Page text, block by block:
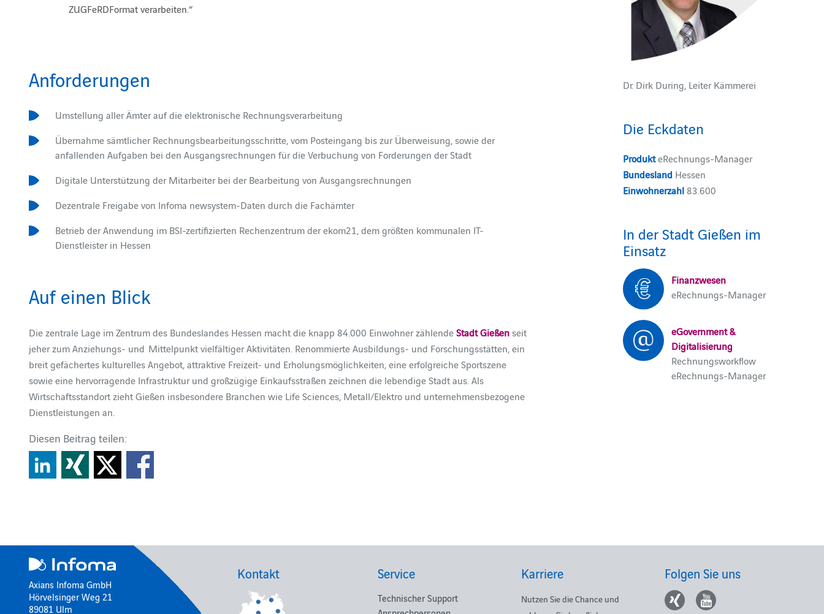
ZUGFeRDFormat verarbeiten.“
Anforderungen
Umstellung aller Ämter auf die elektronische Rechnungsverarbeitung
Übernahme sämtlicher Rechnungsbearbeitungsschritte, vom Posteingang bis zur Überweisung, sowie der
anfallenden Aufgaben bei den Ausgangsrechnungen für die Verbuchung von Forderungen der Stadt
Digitale Unterstützung der Mitarbeiter bei der Bearbeitung von Ausgangsrechnungen
Dezentrale Freigabe von Infoma newsystem-Daten durch die Fachämter
Betrieb der Anwendung im BSI-zertifizierten Rechenzentrum der ekom21, dem größten kommunalen IT-
Dienstleister in Hessen
Auf einen Blick
Die zentrale Lage im Zentrum des Bundeslandes Hessen macht die knapp 84.000 Einwohner zählendeStadt Gießenseit
jeher zum Anziehungs- und Mittelpunkt vielfältiger Aktivitäten. Renommierte Ausbildungs- und Forschungsstätten, ein
breit gefächertes kulturelles Angebot, attraktive Freizeit- und Erholungsmöglichkeiten, eine erfolgreiche Sportszene
sowie eine hervorragende Infrastruktur und großzügige Einkaufsstraßen zeichnen die lebendige Stadt aus. Als
Wirtschaftsstandort zieht Gießen insbesondere Branchen wie Life Sciences, Metall/Elektro und unternehmensbezogene
Dienstleistungen an.
Diesen Beitrag teilen:
Dr. Dirk During, Leiter Kämmerei
Die Eckdaten
ProdukteRechnungs-Manager
BundeslandHessen
Einwohnerzahl83.600
In der Stadt Gießen im
Einsatz
Finanzwesen
eRechnungs-Manager
eGovernment &
Digitalisierung
Rechnungsworkflow
eRechnungs-Manager
Axians Infoma GmbH
Hörvelsinger Weg 21
89081 Ulm
Kontakt Service
Technischer Support
Karriere
Nutzen Sie die Chance und
Folgen Sie uns